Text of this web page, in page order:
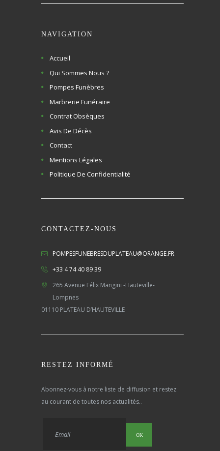
NAVIGATION
Accueil
Qui Sommes Nous ?
Pompes Funèbres
Marbrerie Funéraire
Contrat Obsèques
Avis De Décès
Contact
Mentions Légales
Politique De Confidentialité
CONTACTEZ-NOUS
POMPESFUNEBRESDUPLATEAU@ORANGE.FR
+33 4 74 40 89 39
265 Avenue Félix Mangini -Hauteville-
Lompnes
01110 PLATEAU D’HAUTEVILLE
RESTEZ INFORMÉ
Abonnez-vous à notre liste de diffusion et restez
au courant de toutes nos actualités..
OK